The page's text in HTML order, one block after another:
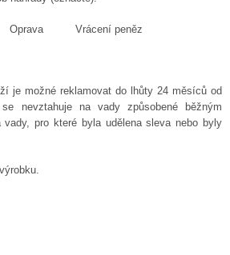
Oprava Vrácení peněz
je možné reklamovat do lhůty 24 měsíců od
nevztahuje na vady způsobené běžným
vady, pro které byla udělena sleva nebo byly